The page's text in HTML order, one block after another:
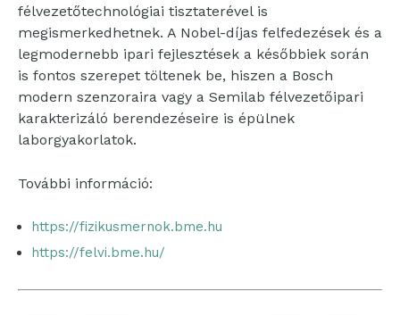
félvezetőtechnológiai tisztaterével is
megismerkedhetnek. A Nobel-díjas felfedezések és a
legmodernebb ipari fejlesztések a későbbiek során
is fontos szerepet töltenek be, hiszen a Bosch
modern szenzoraira vagy a Semilab félvezetőipari
karakterizáló berendezéseire is épülnek
laborgyakorlatok.
További információ:
https://fizikusmernok.bme.hu
https://felvi.bme.hu/